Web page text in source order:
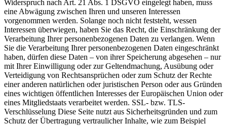
Widerspruch nach Art. 21 Abs. 1 DSGVO eingelegt haben, muss
eine Abwägung zwischen Ihren und unseren Interessen
vorgenommen werden. Solange noch nicht feststeht, wessen
Interessen überwiegen, haben Sie das Recht, die Einschränkung der
Verarbeitung Ihrer personenbezogenen Daten zu verlangen. Wenn
Sie die Verarbeitung Ihrer personenbezogenen Daten eingeschränkt
haben, dürfen diese Daten – von ihrer Speicherung abgesehen – nur
mit Ihrer Einwilligung oder zur Geltendmachung, Ausübung oder
Verteidigung von Rechtsansprüchen oder zum Schutz der Rechte
einer anderen natürlichen oder juristischen Person oder aus Gründen
eines wichtigen öffentlichen Interesses der Europäischen Union oder
eines Mitgliedstaats verarbeitet werden. SSL- bzw. TLS-
Verschlüsselung Diese Seite nutzt aus Sicherheitsgründen und zum
Schutz der Übertragung vertraulicher Inhalte, wie zum Beispiel